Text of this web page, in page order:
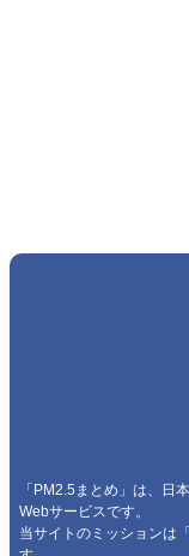
「PM2.5まとめ」は、日
Webサービスです。
当サイトのミッションは